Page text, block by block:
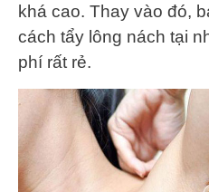
khá cao. Thay vào đó,
cách tẩy lông nách tại
phí rất rẻ.